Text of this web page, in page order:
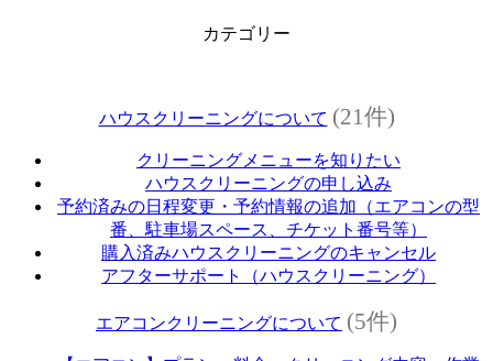
カテゴリー
ハウスクリーニングについて (21件)
クリーニングメニューを知りたい
ハウスクリーニングの申し込み
予約済みの日程変更・予約情報の追加（エアコンの型
番、駐車場スペース、チケット番号等）
購入済みハウスクリーニングのキャンセル
アフターサポート（ハウスクリーニング）
エアコンクリーニングについて (5件)